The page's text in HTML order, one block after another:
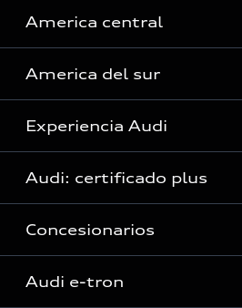
Curazao
Guadalupe
Jamaica
America central
Costa Rica
El Salvador
Guatemala
America del sur
Argentina
Brasil
Experiencia Audi
Audi Exclusive
Historia
Audi: certificado plus
Concesionarios
Audi e-tron